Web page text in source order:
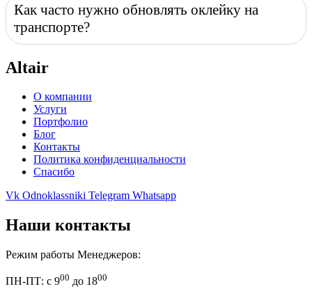
Как часто нужно обновлять оклейку на
транспорте?
Altair
О компании
Услуги
Портфолио
Блог
Контакты
Политика конфиденциальности
Спасибо
Vk Odnoklassniki Telegram Whatsapp
Наши контакты
Режим работы Менеджеров:
ПН-ПТ: с 900 до 1800